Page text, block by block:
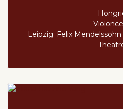
Leipzig: Felix